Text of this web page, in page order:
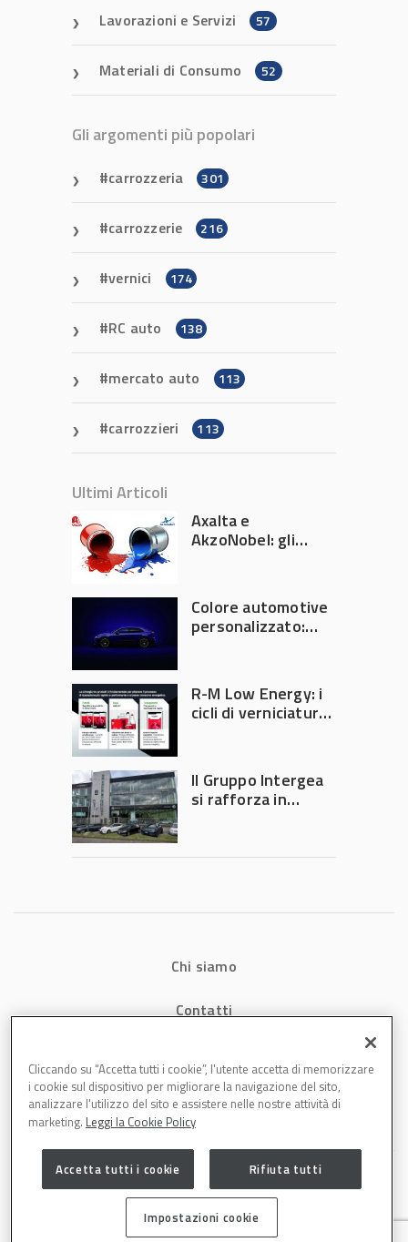
Lavorazioni e Servizi 57
Materiali di Consumo 52
Gli argomenti più popolari
carrozzeria 301
carrozzerie 216
vernici 174
RC auto 138
mercato auto 113
carrozzieri 113
Ultimi Articoli
Axalta e
AkzoNobel: gli
Colore automotive
personalizzato:
diventa ingegneria
di precisione
R-M Low Energy: i
cicli di verniciatura
tempi e costi in
carrozzeria
Il Gruppo Intergea
si rafforza in
Chi siamo
Contatti
Cookies
Cliccando su “Accetta tutti i cookie”, l'utente accetta di memorizzare
i cookie sul dispositivo per migliorare la navigazione del sito,
analizzare l'utilizzo del sito e assistere nelle nostre attività di
marketing. Leggi la Cookie Policy
Accetta tutti i cookie Rifiuta tutti
Impostazioni cookie